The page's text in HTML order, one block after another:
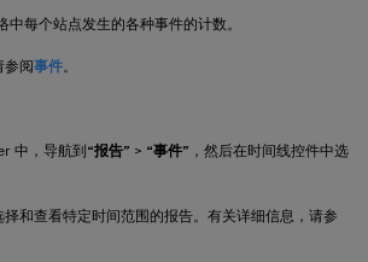
中每个站点发生的各种事件的计数。
参阅事件。
中，导航到“报告” > “事件” ，然后在时间线控件中选
和查看特定时间范围的报告。有关详细信息，请参